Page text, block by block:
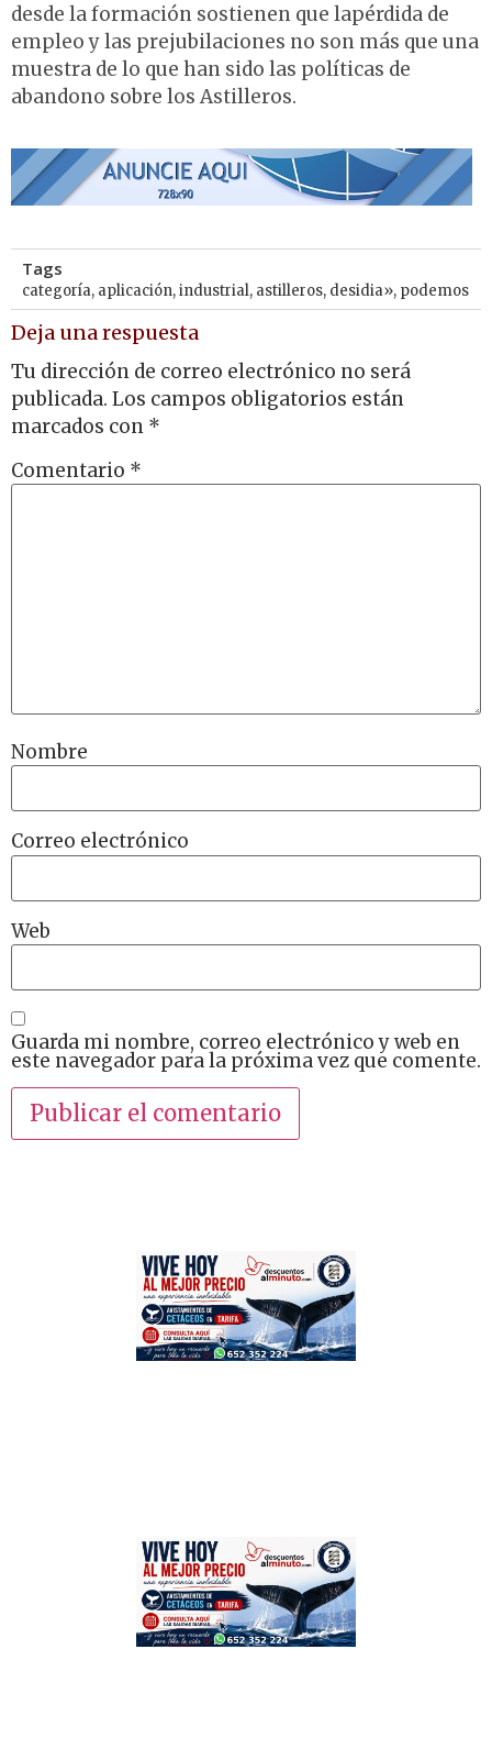
desde la formación sostienen que lapérdida de
empleo y las prejubilaciones no son más que una
muestra de lo que han sido las políticas de
abandono sobre los Astilleros.
Tags
categoría, aplicación,industrial, astilleros, desidia», podemos
Deja una respuesta
Tu dirección de correo electrónico no será
publicada. Los campos obligatorios están
marcados con *
Comentario *
Nombre
Correo electrónico
Web
Guarda mi nombre, correo electrónico y web en
este navegador para la próxima vez que comente.